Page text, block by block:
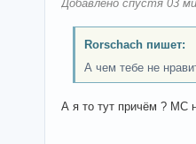
Добавлено спустя 03
Rorschach пишет:
А чем тебе не
А я то тут причём ? МС